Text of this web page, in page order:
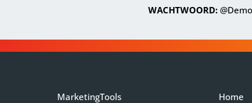
WACHTWOORD:
MarketingTools
Home